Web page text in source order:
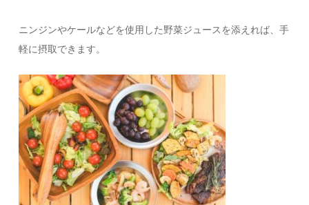
ニンジンやケールなどを使用した野菜ジュースを添えれば、手
軽に摂取できます。